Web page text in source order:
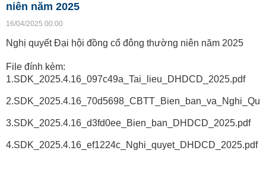
niên năm 2025
16/04/2025 00:00
Nghị quyết Đại hội đồng cổ đông thường niên năm 2025
File đính kèm:
1.SDK_2025.4.16_097c49a_Tai_lieu_DHDCD_2025.pdf
3.SDK_2025.4.16_d3fd0ee_Bien_ban_DHDCD_2025.pdf
4.SDK_2025.4.16_ef1224c_Nghi_quyet_DHDCD_2025.pdf